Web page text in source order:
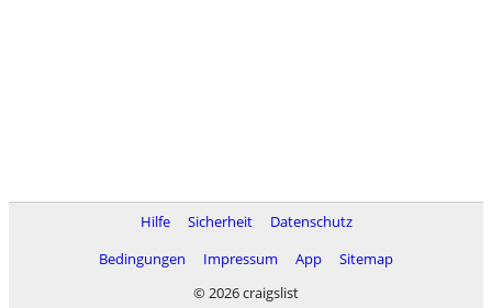
Hilfe Sicherheit
Datenschutz
Bedingungen
Impressum App
Sitemap
© 2026 craigslist